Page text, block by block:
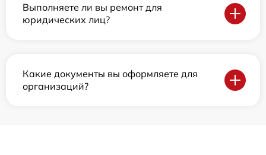
Выполняете ли вы ремонт для
юридических лиц?
Какие документы вы оформляете для
организаций?